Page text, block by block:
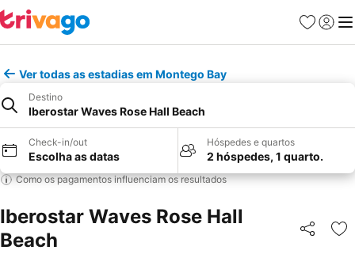
Favoritos
Iniciar
Ver todas as estadias em Montego Bay
Destino
Iberostar Waves Rose Hall Beach
Check-in/out
Escolha as datas
Hóspedes e quartos
2 hóspedes, 1 quarto.
Como os pagamentos influenciam os resultados
Iberostar Waves Rose Hall
Beach
Partilhar